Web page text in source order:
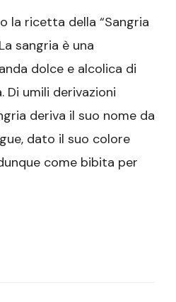
la ricetta della “Sangria
sangria è una
dolce e alcolica di
Di umili derivazioni
deriva il suo nome da
dato il suo colore
come bibita per